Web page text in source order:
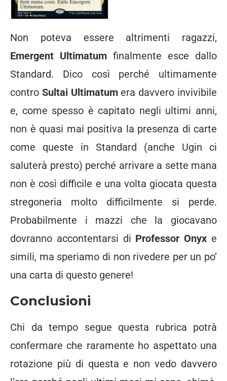
Non poteva essere altrimenti ragazzi,
Emergent Ultimatum finalmente esce dallo
Standard. Dico così perché ultimamente
contro Sultai Ultimatumera davvero invivibile
e, come spesso è capitato negli ultimi anni,
non è quasi mai positiva la presenza di carte
come queste in Standard (anche Ugin ci
saluterà presto) perché arrivare a sette mana
non è così difficile e una volta giocata questa
stregoneria molto difficilmente si perde.
Probabilmente i mazzi che la giocavano
dovranno accontentarsi di Professor Onyx e
simili, ma speriamo di non rivedere per un po’
una carta di questo genere!
Conclusioni
Chi da tempo segue questa rubrica potrà
confermare che raramente ho aspettato una
rotazione più di questa e non vedo davvero